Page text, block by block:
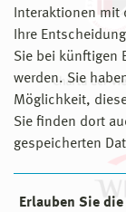
Interaktionen mit
Ihre
Sie bei künftigen
werden. Sie
Möglichkeit,
Sie finden dort
gespeicherten
Erlauben Sie